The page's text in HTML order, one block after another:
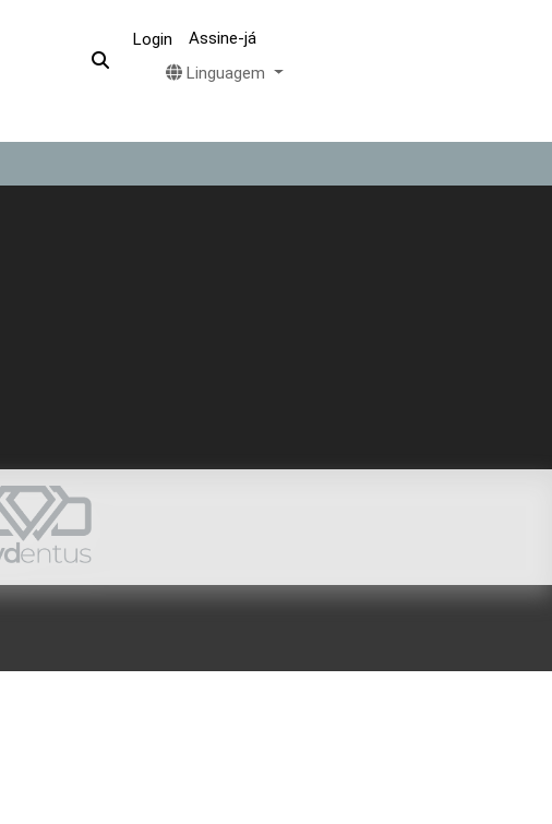
Login
Assine-já
Linguagem